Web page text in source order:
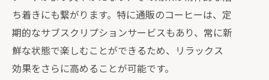
ち着きにも繋がります。特に通販のコーヒーは、定
期的なサブスクリプションサービスもあり、常に新
鮮な状態で楽しむことができるため、リラックス
効果をさらに高めることが可能です。